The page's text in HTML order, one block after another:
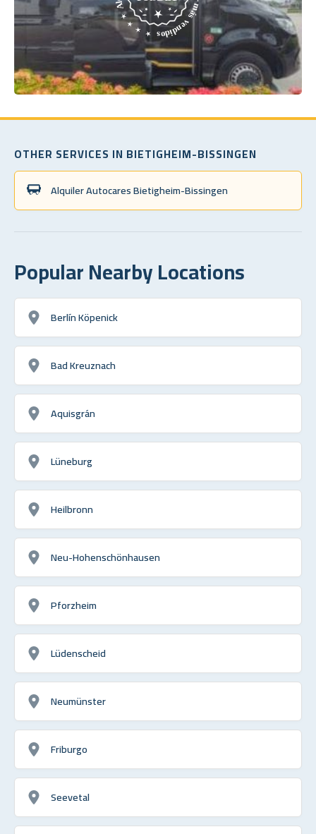
OTHER SERVICES IN BIETIGHEIM-BISSINGEN
Alquiler Autocares Bietigheim-Bissingen
Popular Nearby Locations
Berlín Köpenick
Bad Kreuznach
Aquisgrán
Lüneburg
Heilbronn
Neu-Hohenschönhausen
Pforzheim
Lüdenscheid
Neumünster
Friburgo
Seevetal